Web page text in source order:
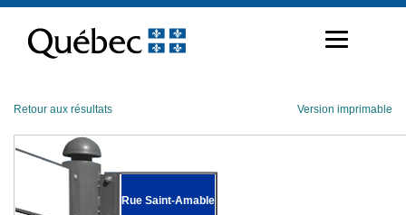
contenu
Retour aux résultats Version imprimable
Rue Saint-Amable